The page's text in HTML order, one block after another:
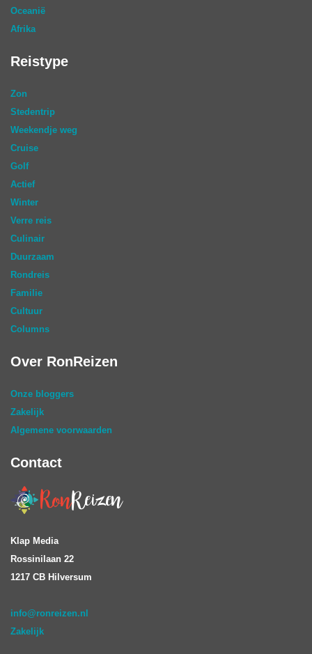
Oceanië
Afrika
Reistype
Zon
Stedentrip
Weekendje weg
Cruise
Golf
Actief
Winter
Verre reis
Culinair
Duurzaam
Rondreis
Familie
Cultuur
Columns
Over RonReizen
Onze bloggers
Zakelijk
Algemene voorwaarden
Contact
Klap Media
Rossinilaan 22
1217 CB Hilversum
info@ronreizen.nl
Zakelijk